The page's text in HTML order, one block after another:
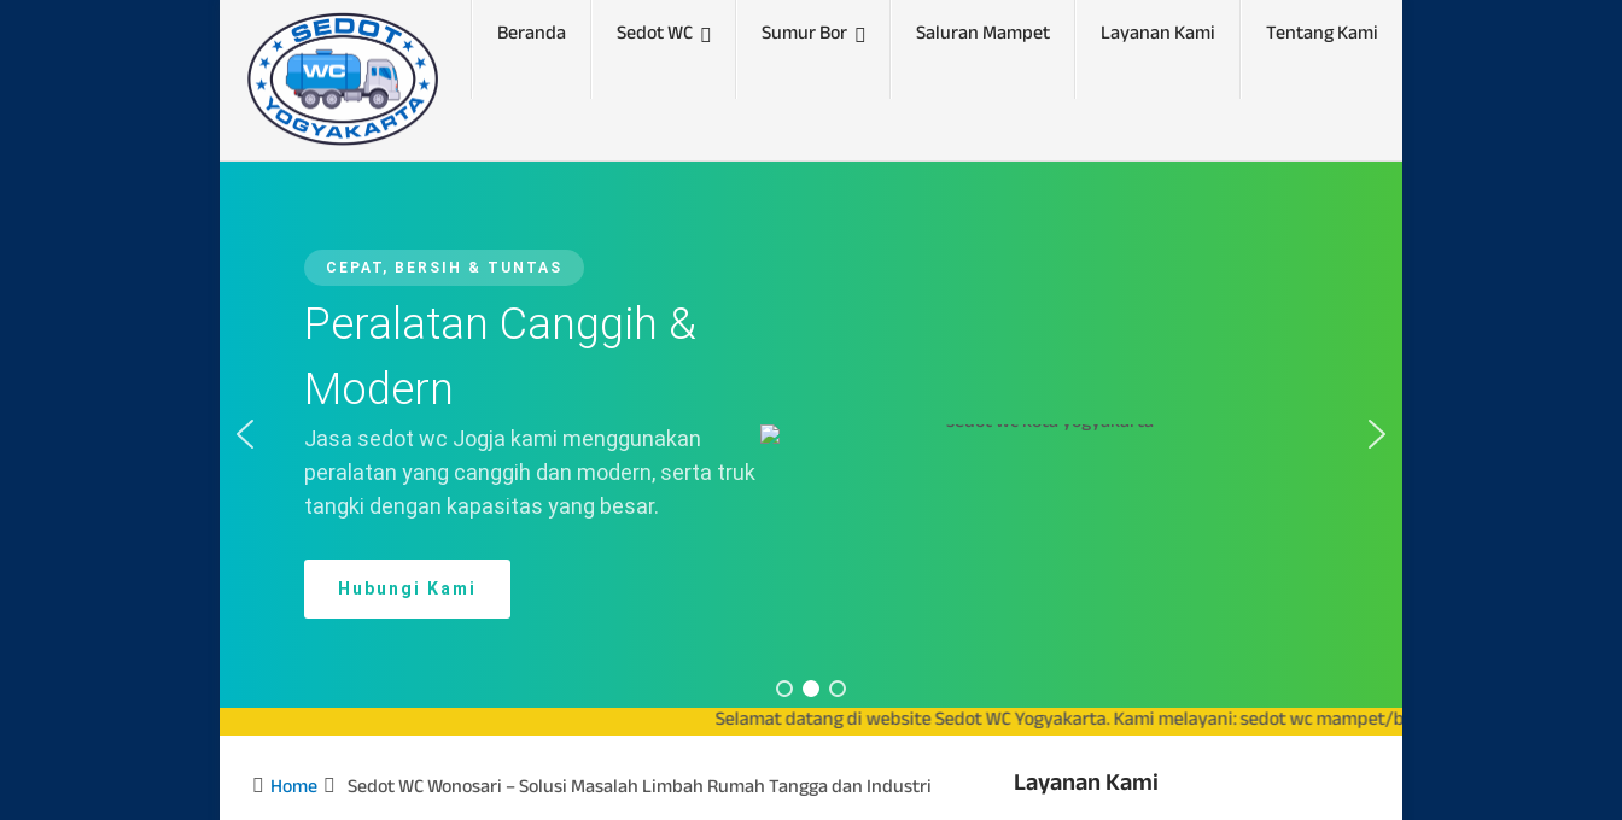
Beranda Sedot WC Sumur Bor Saluran Mampet Layanan Kami Tentang Kami
CEPAT, BERSIH & TUNTAS
Peralatan Canggih &
Modern
Jasa sedot wc Jogja kami menggunakan
peralatan yang canggih dan modern, serta truk
tangki dengan kapasitas yang besar.
Hubungi Kami
Selamat datang di website Sedot WC Yogyakarta. Kami melayani: sedot wc mampet/buntu, perbaikan saluran air,
Home Sedot WC Wonosari – Solusi Masalah Limbah Rumah Tangga dan Industri Layanan Kami